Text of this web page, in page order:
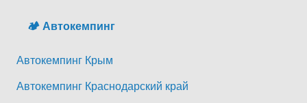
🏕️ Автокемпинг
Автокемпинг Крым
Автокемпинг Краснодарский край